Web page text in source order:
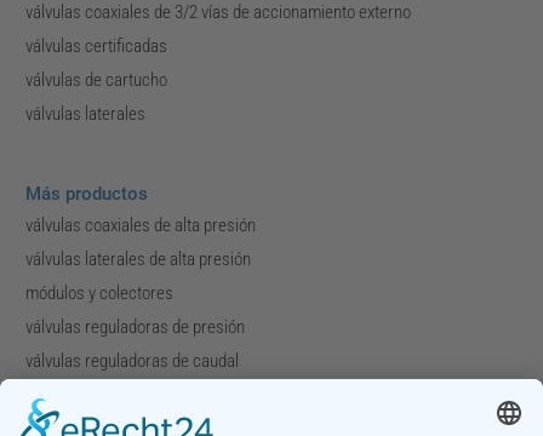
válvulas coaxiales de 3/2 vías de accionamiento externo
válvulas certificadas
válvulas de cartucho
válvulas laterales
Más productos
válvulas coaxiales de alta presión
válvulas laterales de alta presión
módulos y colectores
válvulas reguladoras de presión
válvulas reguladoras de caudal
válvulas especiales